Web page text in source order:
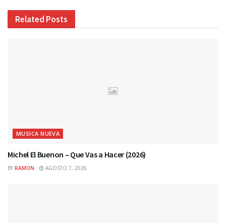
Related Posts
MUSICA NUEVA
Michel El Buenon – Que Vas a Hacer (2026)
BY RAMON AGOSTO 7, 2026